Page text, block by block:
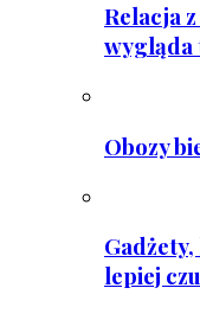
Relacja
Obozy
lepiej